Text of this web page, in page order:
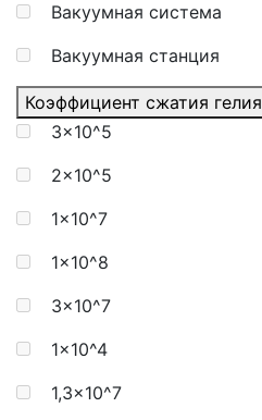
Вакуумная система
Вакуумная станция
Коэффициент сжатия гелия
3x10^5
2x10^5
1x10^7
1x10^8
3x10^7
1x10^4
1,3x10^7